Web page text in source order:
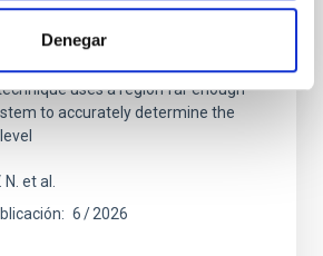
Denegar
different observatories in both
uses a region far enough
to accurately determine the
et al.
6 2026